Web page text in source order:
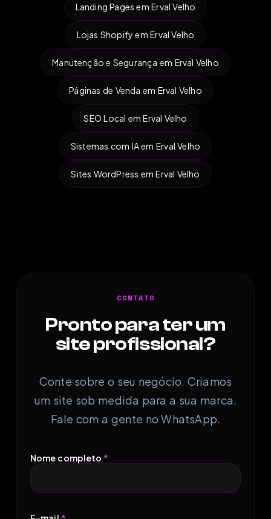
Landing Pages em Erval Velho
Lojas Shopify em Erval Velho
Manutenção e Segurança em Erval Velho
Páginas de Venda em Erval Velho
SEO Local em Erval Velho
Sistemas com IA em Erval Velho
Sites WordPress em Erval Velho
CONTATO
Pronto para ter um
site profissional?
Conte sobre o seu negócio. Criamos
um site sob medida para a sua marca.
Fale com a gente no WhatsApp.
Nome completo *